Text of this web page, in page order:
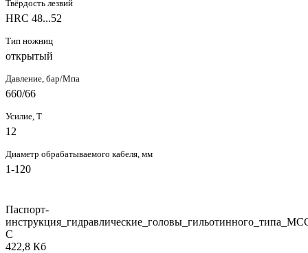
Твёрдость лезвий
HRC 48...52
Тип ножниц
открытый
Давление, бар/Мпа
660/66
Усилие, Т
12
Диаметр обрабатываемого кабеля, мм
1-120
Паспорт-
C
422,8 Кб